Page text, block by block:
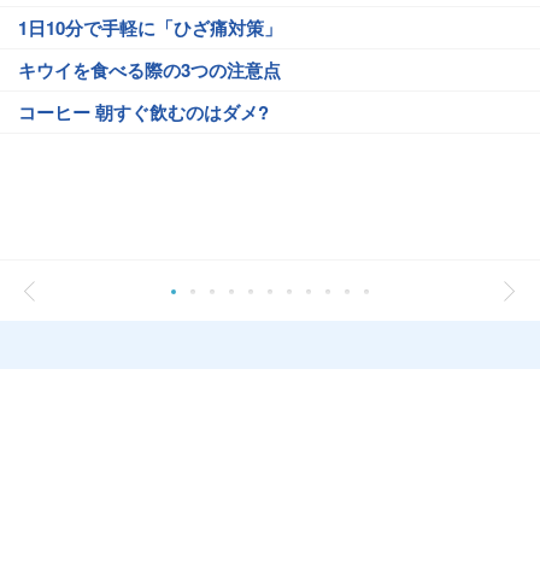
1日10分で手軽に「ひざ痛対策」
キウイを食べる際の3つの注意点
コーヒー 朝すぐ飲むのはダメ?